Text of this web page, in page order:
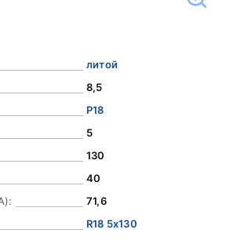
литой
8,5
Р18
5
130
40
71,6
R18 5x130